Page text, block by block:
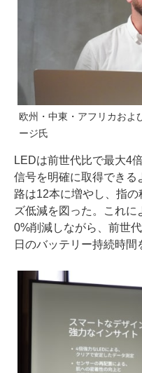
欧州・中東・アフリカおよ
ージ氏
LEDは前世代比で最大4
信号を明確に取得できる
路は12本に増やし、指
ズ低減を図った。これ
0%削減しながら、前世
日のバッテリー持続時間